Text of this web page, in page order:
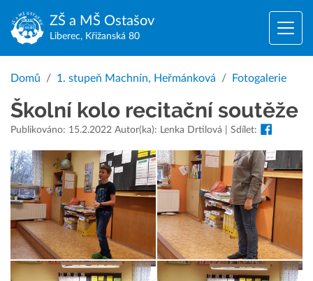
ZŠ a MŠ Ostašov
Liberec, Křižanská 80
Domů 1. stupeň Machnín, Heřmánková Fotogalerie
Školní kolo recitační soutěže
Publikováno: 15.2.2022 Autor(ka): Lenka Drtilová | Sdílet: